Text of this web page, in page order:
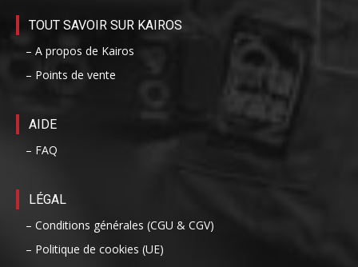
TOUT SAVOIR SUR KAIROS
– A propos de Kairos
– Points de vente
AIDE
– FAQ
LÉGAL
– Conditions générales (CGU & CGV)
– Politique de cookies (UE)